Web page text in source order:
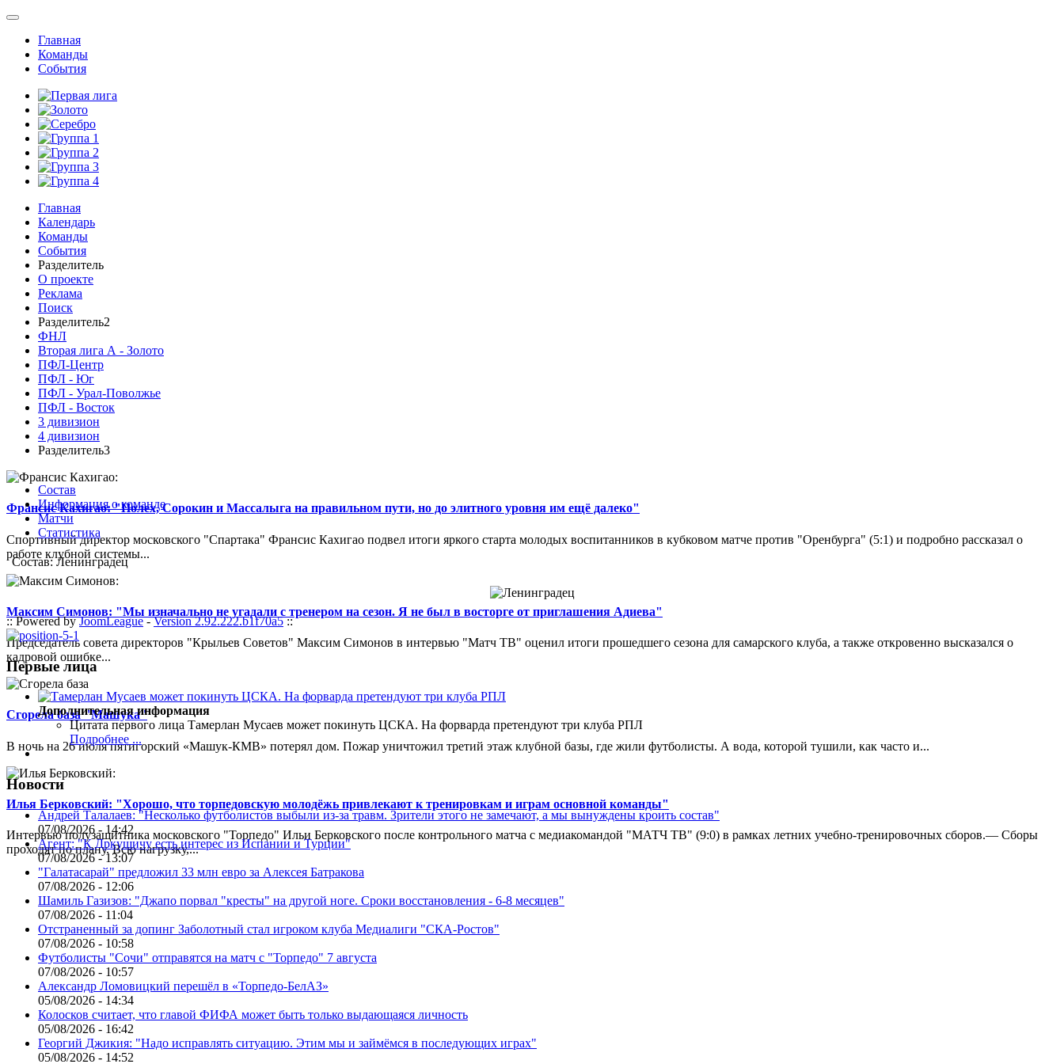
Главная
Команды
События
Главная
Календарь
Команды
События
Разделитель
О проекте
Реклама
Поиск
Разделитель2
ФНЛ
Вторая лига А - Золото
ПФЛ-Центр
ПФЛ - Юг
ПФЛ - Урал-Поволжье
ПФЛ - Восток
3 дивизион
4 дивизион
Разделитель3
Франсис Кахигао: "Полех, Сорокин и Массалыга на правильном пути, но до элитного уровня им ещё далеко"
Спортивный директор московского "Спартака" Франсис Кахигао подвел итоги яркого старта молодых воспитанников в кубковом матче против "Оренбурга" (5:1) и подробно рассказал о
работе клубной системы...
Максим Симонов: "Мы изначально не угадали с тренером на сезон. Я не был в восторге от приглашения Адиева"
Председатель совета директоров "Крыльев Советов" Максим Симонов в интервью "Матч ТВ" оценил итоги прошедшего сезона для самарского клуба, а также откровенно высказался о
кадровой ошибке...
Сгорела база "Машука"
В ночь на 26 июля пятигорский «Машук-КМВ» потерял дом. Пожар уничтожил третий этаж клубной базы, где жили футболисты. А вода, которой тушили, как часто и...
Илья Берковский: "Хорошо, что торпедовскую молодёжь привлекают к тренировкам и играм основной команды"
Интервью полузащитника московского "Торпедо" Ильи Берковского после контрольного матча с медиакомандой "МАТЧ ТВ" (9:0) в рамках летних учебно-тренировочных сборов.— Сборы
проходят по плану. Всю нагрузку,...
Состав
Информация о команде
Матчи
Статистика
Состав: Ленинградец
:: Powered byJoomLeague-Version 2.92.222.b1f70a5::
Первые лица
Дополнительная информация
Цитата первого лица Тамерлан Мусаев может покинуть ЦСКА. На форварда претендуют три клуба РПЛ
Подробнее ...
Новости
Андрей Талалаев: "Несколько футболистов выбыли из-за травм. Зрители этого не замечают, а мы вынуждены кроить состав"
07/08/2026 - 14:42
Агент: "К Дркушичу есть интерес из Испании и Турции"
07/08/2026 - 13:07
"Галатасарай" предложил 33 млн евро за Алексея Батракова
07/08/2026 - 12:06
Шамиль Газизов: "Джапо порвал "кресты" на другой ноге. Сроки восстановления - 6-8 месяцев"
07/08/2026 - 11:04
Отстраненный за допинг Заболотный стал игроком клуба Медиалиги "СКА-Ростов"
07/08/2026 - 10:58
Футболисты "Сочи" отправятся на матч с "Торпедо" 7 августа
07/08/2026 - 10:57
Александр Ломовицкий перешёл в «Торпедо-БелАЗ»
05/08/2026 - 14:34
Колосков считает, что главой ФИФА может быть только выдающаяся личность
05/08/2026 - 16:42
Георгий Джикия: "Надо исправлять ситуацию. Этим мы и займёмся в последующих играх"
05/08/2026 - 14:52